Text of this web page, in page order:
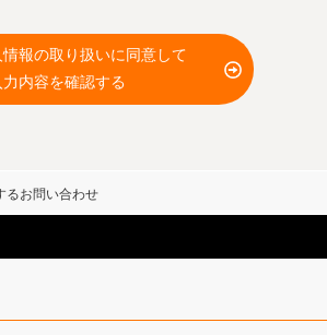
Socket Layer）暗号化通信に対応し
ことはご遠慮ください。
情報の取り扱いに同意して
力内容を確認する
るお問い合わせ